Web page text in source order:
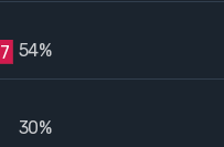
54%
30%